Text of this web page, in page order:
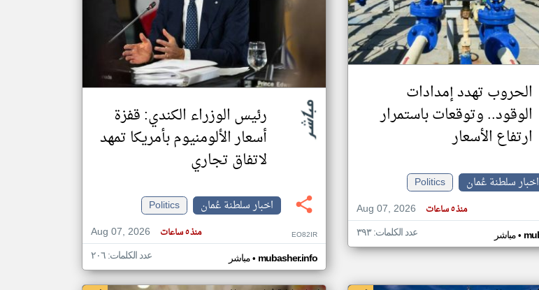
تغيير الدولة
مصادر الأخبار من سلطنة عُمان
اخبار سلطنة عُمان على مدار الساعة
أهم اخبار سلطنة عُمان العاجلة والمباشرة
الحروب تهدد إمدادات
الوقود.. وتوقعات باستمرار
ارتفاع الأسعار
اخبار سلطنة عُمان
Politics
Aug 07, 2026
منذ ٥ ساعات
مباشر• عدد الكلمات: ٣٩٣
رئيس الوزراء الكندي: قفزة
أسعار الألومنيوم بأمريكا تمهد
لاتفاق تجاري
اخبار سلطنة عُمان
Politics
Aug 07, 2026
منذ ٥ ساعات EO82IR
مباشر• mubasher.info عدد الكلمات: ٢٠٦
klyoum.com